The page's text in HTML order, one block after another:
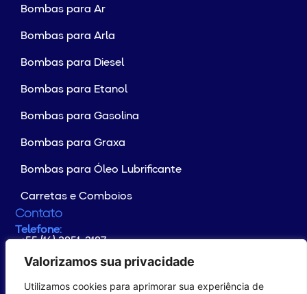
Valorizamos sua privacidade
Utilizamos cookies para aprimorar sua experiência de
Bombas para Ar
Bombas para Arla
Bombas para Diesel
Bombas para Etanol
Bombas para Gasolina
Bombas para Graxa
Bombas para Óleo Lubrificante
Carretas e Comboios
Contato
Telefone:
+55 (16) 3851-2187
Whatsapp:
+55 (16) 99176-4133
Endereço:
Rodovia Altino Arantes Km 102